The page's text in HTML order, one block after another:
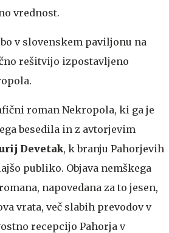
vrednost.
v slovenskem paviljonu na
rešitvijo izpostavljeno
roman Nekropola, ki ga je
besedila in z avtorjevim
Devetak, k branju Pahorjevih
publiko. Objava nemškega
napovedana za to jesen,
vrata, več slabih prevodov v
recepcijo Pahorja v